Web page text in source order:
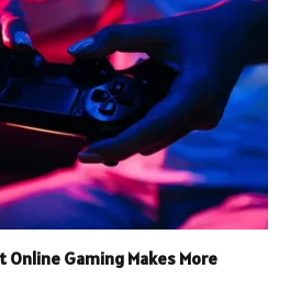
Online Gaming Makes More